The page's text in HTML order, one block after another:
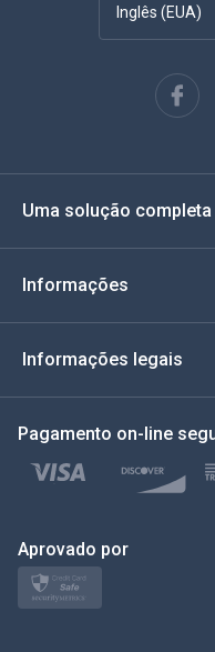
Inglês (EUA)
Espanhol
Alemão
Italiano
Türkçe
Polonês
日本
Uma solução
Informações
Informações legais
Pagamento on-line
Aprovado por